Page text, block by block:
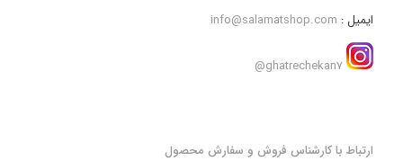
ایمیل : info@salamatshop.com
ghatrechekan7@
ارتباط با کارشناس فروش و سفارش محصول